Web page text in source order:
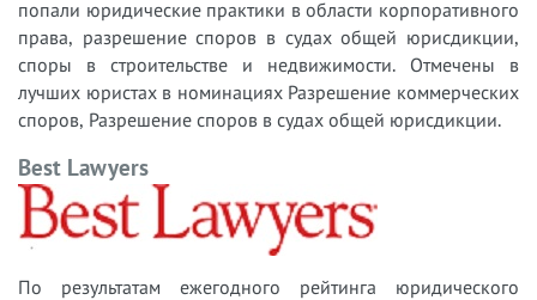
попали юридические практики в области корпоративного
права, разрешение споров в судах общей юрисдикции,
споры в строительстве и недвижимости. Отмечены в
лучших юристах в номинациях Разрешение коммерческих
споров, Разрешение споров в судах общей юрисдикции.
Best Lawyers
По результатам ежегодного рейтинга юридического